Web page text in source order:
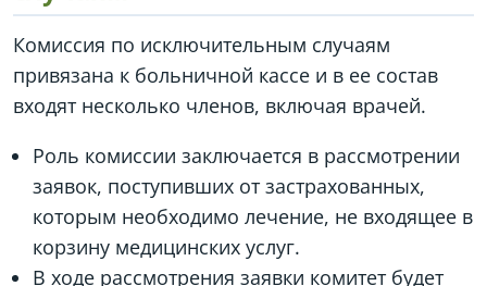
Комиссия по исключительным случаям
привязана к больничной кассе и в ее состав
входят несколько членов, включая врачей.
Роль комиссии заключается в рассмотрении
заявок, поступивших от застрахованных,
которым необходимо лечение, не входящее в
корзину медицинских услуг.
В ходе рассмотрения заявки комитет будет